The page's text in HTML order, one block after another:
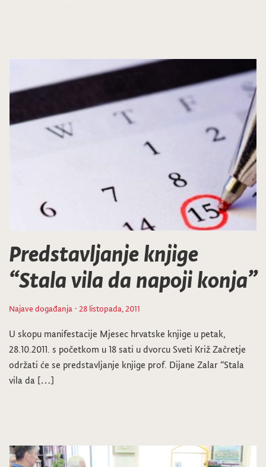
Predstavljanje knjige
“Stala vila da napoji konja”
Najave događanja · 28 listopada, 2011
U skopu manifestacije Mjesec hrvatske knjige u petak,
28.10.2011. s početkom u 18 sati u dvorcu Sveti Križ Začretje
održati će se predstavljanje knjige prof. Dijane Zalar “Stala
vila da […]